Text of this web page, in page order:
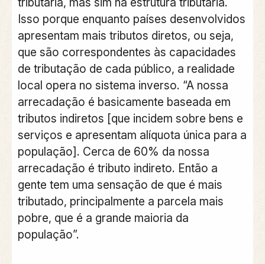
Isso porque enquanto países desenvolvidos
apresentam mais tributos diretos, ou seja,
que são correspondentes às capacidades
de tributação de cada público, a realidade
local opera no sistema inverso. “A nossa
arrecadação é basicamente baseada em
tributos indiretos [que incidem sobre bens e
serviços e apresentam alíquota única para a
população]. Cerca de 60% da nossa
arrecadação é tributo indireto. Então a
gente tem uma sensação de que é mais
tributado, principalmente a parcela mais
pobre, que é a grande maioria da
população”.